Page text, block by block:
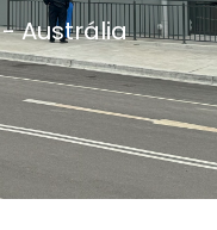
-Austrália